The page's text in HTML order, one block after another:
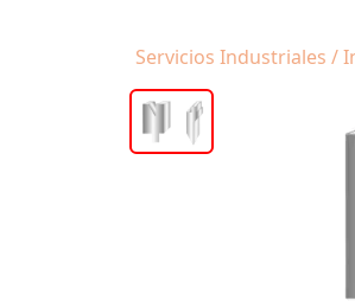
Servicios Industriales /